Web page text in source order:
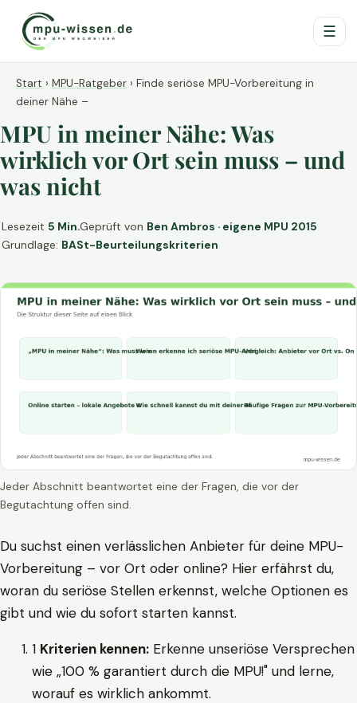
☰
Start › MPU-Ratgeber › Finde seriöse MPU-Vorbereitung in
deiner Nähe –
MPU in meiner Nähe: Was
wirklich vor Ort sein muss – und
was nicht
Lesezeit 5 Min.Geprüft von Ben Ambros · eigene MPU 2015
Grundlage: BASt-Beurteilungskriterien
Jeder Abschnitt beantwortet eine der Fragen, die vor der
Begutachtung offen sind.
Du suchst einen verlässlichen Anbieter für deine MPU-
Vorbereitung – vor Ort oder online? Hier erfährst du,
woran du seriöse Stellen erkennst, welche Optionen es
gibt und wie du sofort starten kannst.
1 Kriterien kennen: Erkenne unseriöse Versprechen
wie „100 % garantiert durch die MPU!" und lerne,
worauf es wirklich ankommt.